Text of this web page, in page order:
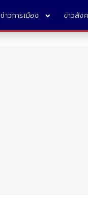
ข่าวการเมือง ข่าวสัง